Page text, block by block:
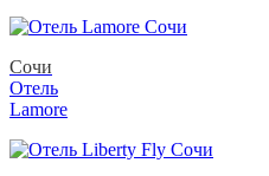
Сочи
Отель
Lamore